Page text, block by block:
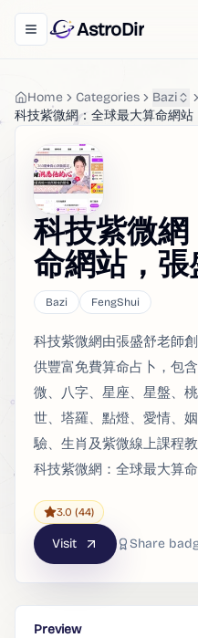
Toggle navigation menu
AstroDir
Home Categories
Bazi
科技紫微網：全球最大算命網站
科技紫微
命網站，
Bazi FengShui
科技紫微網由張盛舒老師
供豐富免費算命占卜，包
微、八字、星座、星盤、
世、塔羅、點燈、愛情、
驗、生肖及紫微線上課程
科技紫微網：全球最大算
3.0 (44)
Visit Share
Preview